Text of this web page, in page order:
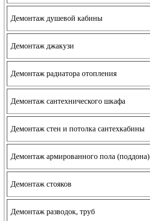
Демонтаж душевой кабины
Демонтаж джакузи
Демонтаж радиатора отопления
Демонтаж сантехнического шкафа
Демонтаж стен и потолка сантехкабины
Демонтаж армированного пола (поддона)
Демонтаж стояков
Демонтаж разводок, труб